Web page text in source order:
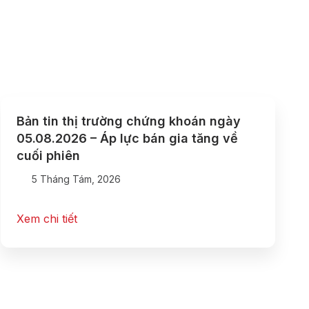
Bản tin thị trường chứng khoán ngày
05.08.2026 – Áp lực bán gia tăng về
cuối phiên
5 Tháng Tám, 2026
Xem chi tiết